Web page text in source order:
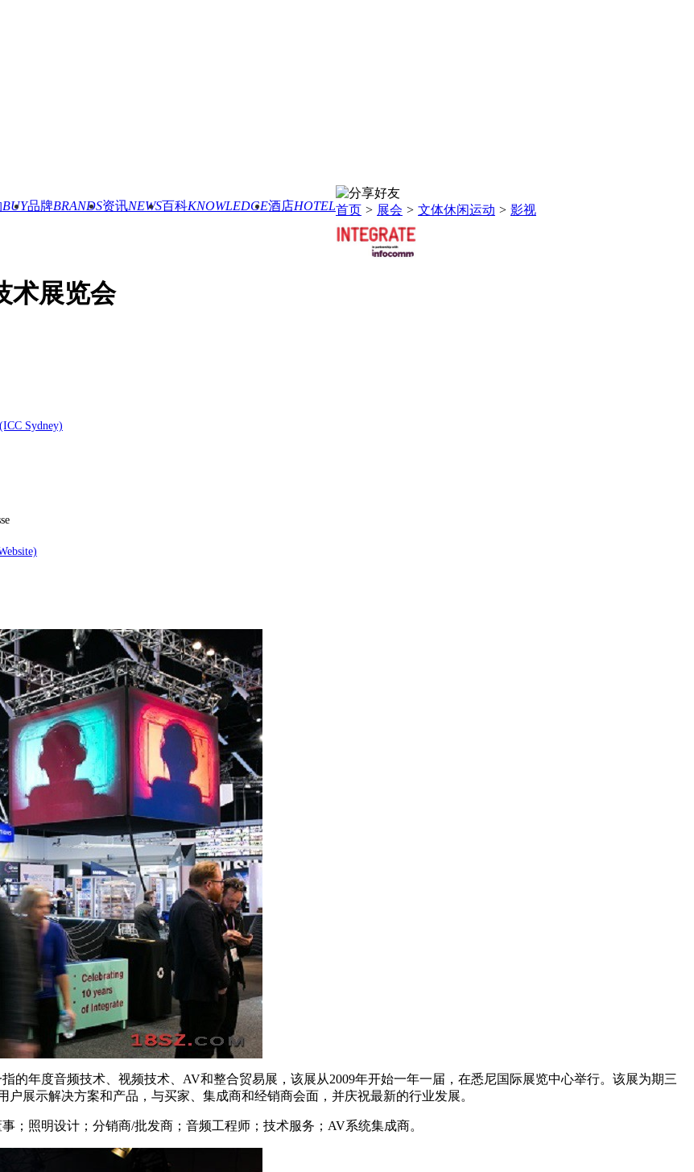
BUY品牌BRANDS资讯NEWS百科KNOWLEDGE酒店HOTEL首页 > 展会 > 文体休闲运动 > 影视
术展览会
Sydney)
的年度音频技术、视频技术、AV和整合贸易展，该展从2009年开始一年一届，在悉尼国际展览中心举行。该展为期三
展示解决方案和产品，与买家、集成商和经销商会面，并庆祝最新的行业发展。
；照明设计；分销商/批发商；音频工程师；技术服务；AV系统集成商。